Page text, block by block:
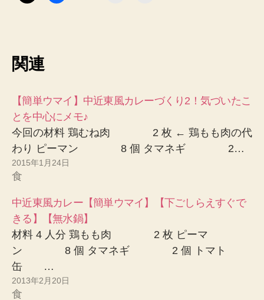
関連
【簡単ウマイ】中近東風カレーづくり2！気づいたこ
とを中心にメモ♪
今回の材料 鶏むね肉 2 枚 ← 鶏もも肉の代
わり ピーマン 8 個 タマネギ 2…
2015年1月24日
食
中近東風カレー【簡単ウマイ】【下ごしらえすぐで
きる】【無水鍋】
材料 4 人分 鶏もも肉 2 枚 ピーマ
ン 8 個 タマネギ 2 個 トマト
缶 …
2013年2月20日
食